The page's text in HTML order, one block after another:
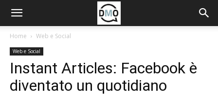
Home Web e Social
Web e Social
Instant Articles: Facebook è
diventato un quotidiano